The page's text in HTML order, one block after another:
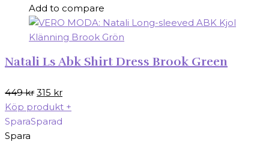
Add to compare
Natali Ls Abk Shirt Dress Brook Green
449kr Det
ursprungliga
priset
315 krDet
nuvarande
Köp produkt +
SparaSparad
Spara